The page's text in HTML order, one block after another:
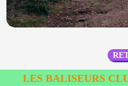
LES BALISEURS